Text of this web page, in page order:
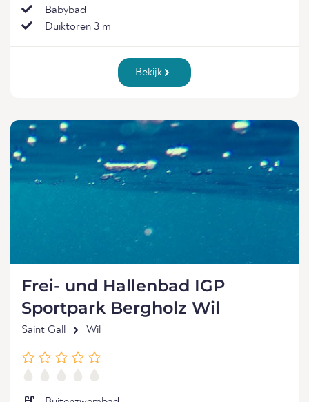
Babybad
Duiktoren 3 m
Bekijk
Frei- und Hallenbad IGP
Sportpark Bergholz Wil
Saint Gall Wil